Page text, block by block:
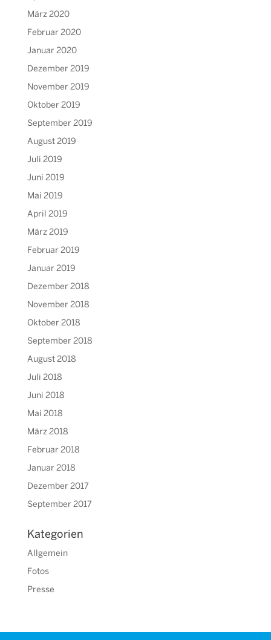
März 2020
Februar 2020
Januar 2020
Dezember 2019
November 2019
Oktober 2019
September 2019
August 2019
Juli 2019
Juni 2019
Mai 2019
April 2019
März 2019
Februar 2019
Januar 2019
Dezember 2018
November 2018
Oktober 2018
September 2018
August 2018
Juli 2018
Juni 2018
Mai 2018
März 2018
Februar 2018
Januar 2018
Dezember 2017
September 2017
Kategorien
Allgemein
Fotos
Presse